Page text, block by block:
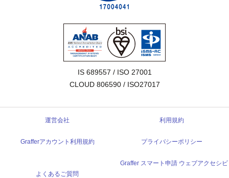
IS 689557 / ISO 27001
CLOUD 806590 / ISO27017
運営会社 利用規約
Grafferアカウント利用規約 プライバシーポリシー
よくあるご質問
Graffer スマート申請 ウェブアクセシビ